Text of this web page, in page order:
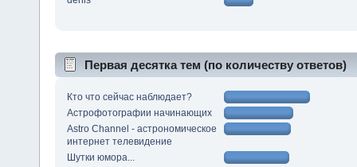
Первая десятка тем (по количеству ответов)
Кто что сейчас наблюдает?
Астрофотографии начинающих
Astro Channel - астрономическое
интернет телевидение
Шутки юмора...